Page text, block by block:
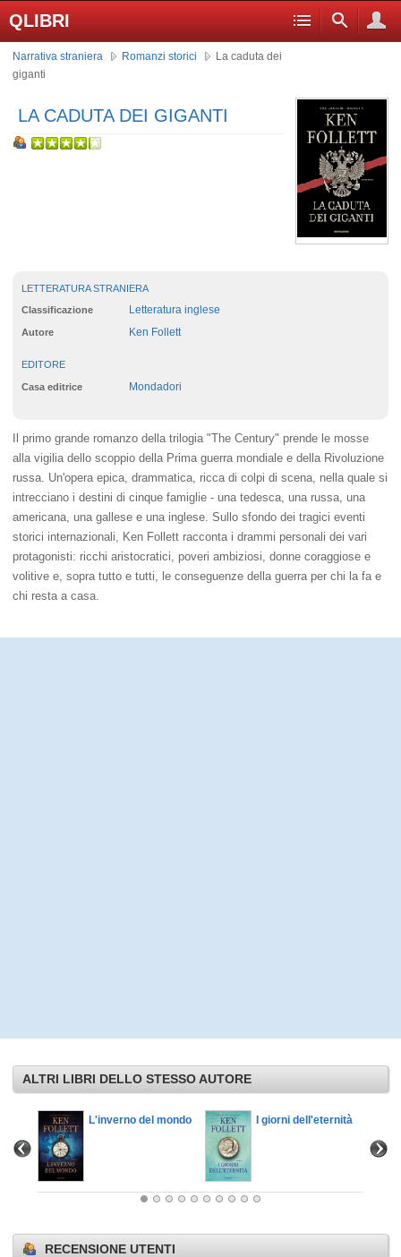
QLIBRI
Narrativa straniera Romanzi storici
La caduta dei
giganti
LA CADUTA DEI GIGANTI
LETTERATURA STRANIERA
Classificazione Letteratura inglese
Autore Ken Follett
EDITORE
Casa editrice Mondadori
Il primo grande romanzo della trilogia "The Century" prende le mosse
alla vigilia dello scoppio della Prima guerra mondiale e della Rivoluzione
russa. Un'opera epica, drammatica, ricca di colpi di scena, nella quale si
intrecciano i destini di cinque famiglie - una tedesca, una russa, una
americana, una gallese e una inglese. Sullo sfondo dei tragici eventi
storici internazionali, Ken Follett racconta i drammi personali dei vari
protagonisti: ricchi aristocratici, poveri ambiziosi, donne coraggiose e
volitive e, sopra tutto e tutti, le conseguenze della guerra per chi la fa e
chi resta a casa.
ALTRI LIBRI DELLO STESSO AUTORE
L'inverno del mondo I giorni dell'eternità
RECENSIONE UTENTI